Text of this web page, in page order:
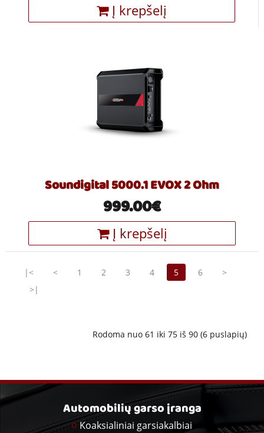
Į krepšelį
Soundigital 5000.1 EVOX 2 Ohm
999.00€
Į krepšelį
|< < 1 2 3 4 5 6
>
>|
Rodoma nuo 61 iki 75 iš 90 (6 puslapių)
Automobilių garso įranga
Koaksialiniai garsiakalbiai